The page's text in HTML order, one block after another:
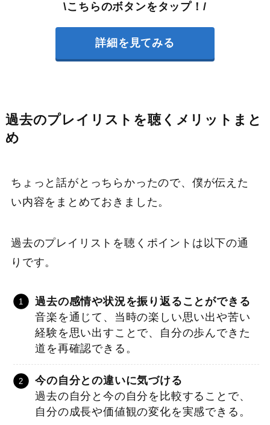
\こちらのボタンをタップ！/
詳細を見てみる
過去のプレイリストを聴く メリットまと
め
ちょっと話がとっちらかったので、僕が伝えた
い内容をまとめておきました。
過去のプレイリストを聴くポイントは以下の通
りです。
過去の感情や状況を振り返ることができる
音楽を通じて、当時の楽しい思い出や苦い
経験を思い出すことで、自分の歩んできた
道を再確認できる。
今の自分との違いに気づける
過去の自分と今の自分を比較することで、
自分の成長や価値観の変化を実感できる。